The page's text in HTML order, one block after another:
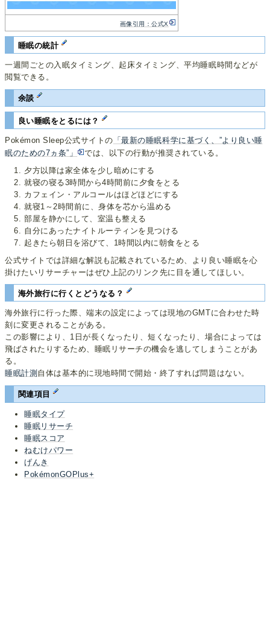
画像引用：公式X
睡眠の統計
一週間ごとの入眠タイミング、起床タイミング、平均睡眠時間などが
閲覧できる。
余談
良い睡眠をとるには？
Pokémon Sleep公式サイトの 「最新の睡眠科学に基づく、”より良い睡
眠のための7ヵ条”」
では、以下の行動が推奨されている。
夕方以降は家全体を少し暗めにする
就寝の寝る3時間から4時間前に夕食をとる
カフェイン・アルコールはほどほどにする
就寝1～2時間前に、身体を芯から温める
部屋を静かにして、室温も整える
自分にあったナイトルーティンを見つける
起きたら朝日を浴びて、1時間以内に朝食をとる
公式サイトでは詳細な解説も記載されているため、より良い睡眠を心
掛けたいリサーチャーはぜひ上記のリンク先に目を通してほしい。
海外旅行に行くとどうなる？
海外旅行に行った際、端末の設定によっては現地のGMTに合わせた時
刻に変更されることがある。
この影響により、1日が長くなったり、短くなったり、場合によっては
飛ばされたりするため、睡眠リサーチの機会を逃してしまうことがあ
る。
睡眠計測 自体は基本的に現地時間で開始・終了すれば問題はない。
関連項目
睡眠タイプ
睡眠リサーチ
睡眠スコア
ねむけパワー
げんき
PokémonGOPlus+